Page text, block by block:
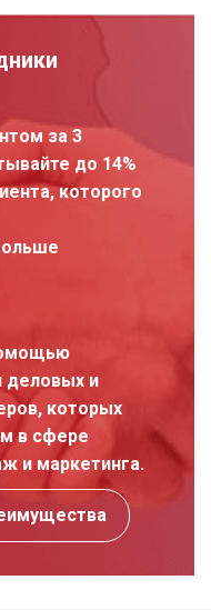
за 3
до 14%
которого
деловых и
которых
в сфере
и маркетинга.